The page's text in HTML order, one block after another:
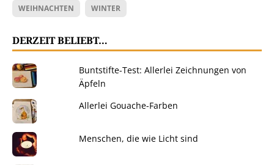
WEIHNACHTEN WINTER
DERZEIT BELIEBT…
Buntstifte-Test: Allerlei Zeichnungen von
Äpfeln
Allerlei Gouache-Farben
Menschen, die wie Licht sind